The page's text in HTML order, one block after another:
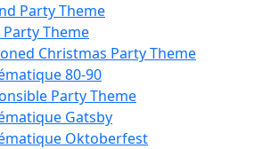
Party Theme​
Theme
Christmas Party Theme
80-90
Party Theme
Gatsby
Oktoberfest